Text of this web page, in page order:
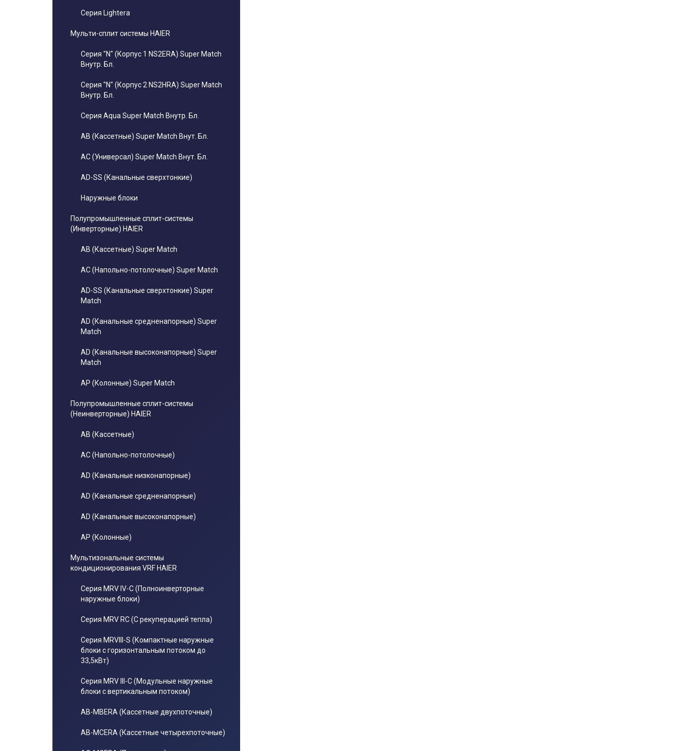
Серия Lightera
Мульти-сплит системы HAIER
Серия "N" (Корпус 1 NS2ERA) Super Match
Внутр. Бл.
Серия "N" (Корпус 2 NS2HRA) Super Match
Внутр. Бл.
Серия Aqua Super Match Внутр. Бл.
AB (Кассетные) Super Match Внут. Бл.
AC (Универсал) Super Match Внут. Бл.
AD-SS (Канальные сверхтонкие)
Наружные блоки
Полупромышленные сплит-системы
(Инверторные) HAIER
AB (Кассетные) Super Match
AC (Напольно-потолочные) Super Match
AD-SS (Канальные сверхтонкие) Super
Match
AD (Канальные средненапорные) Super
Match
AD (Канальные высоконапорные) Super
Match
AP (Колонные) Super Match
Полупромышленные сплит-системы
(Неинверторные) HAIER
AB (Кассетные)
AC (Напольно-потолочные)
AD (Канальные низконапорные)
AD (Канальные средненапорные)
AD (Канальные высоконапорные)
AP (Колонные)
Мультизональные системы
кондиционирования VRF HAIER
Серия MRV IV-C (Полноинверторные
наружные блоки)
Серия MRV RC (С рекуперацией тепла)
Серия MRVIII-S (Компактные наружные
блоки с горизонтальным потоком до
33,5кВт)
Серия MRV III-C (Модульные наружные
блоки с вертикальным потоком)
AB-MBERA (Кассетные двухпоточные)
AB-MCERA (Кассетные четырехпоточные)